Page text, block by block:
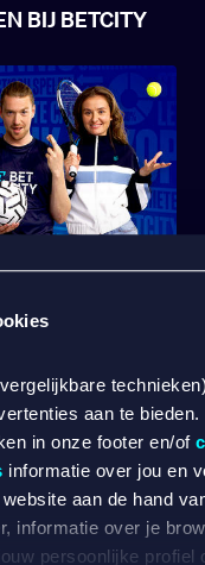
aan te
in onze footer en/of
informatie over jou en
aan de hand
informatie over je
persoonlijke profiel
BIJ BETCITY
tijd. 18+ SPEEL